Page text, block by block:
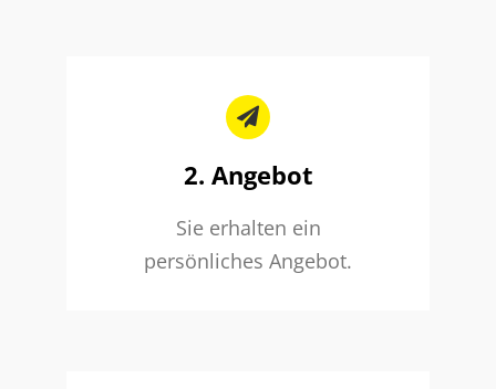
2. Angebot
Sie erhalten ein
persönliches Angebot.